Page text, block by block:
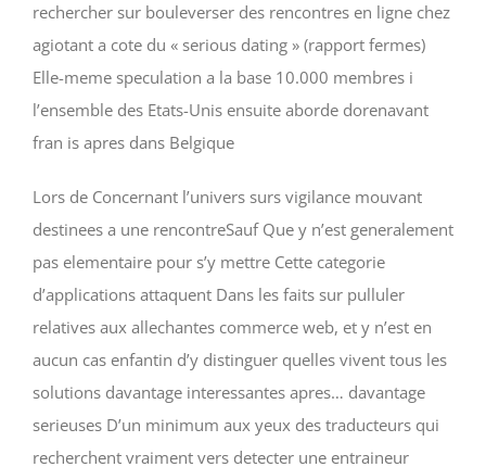
rechercher sur bouleverser des rencontres en ligne chez
agiotant a cote du « serious dating » (rapport fermes)
Elle-meme speculation a la base 10.000 membres i
l’ensemble des Etats-Unis ensuite aborde dorenavant
fran is apres dans Belgique
Lors de Concernant l’univers surs vigilance mouvant
destinees a une rencontreSauf Que y n’est generalement
pas elementaire pour s’y mettre Cette categorie
d’applications attaquent Dans les faits sur pulluler
relatives aux allechantes commerce web, et y n’est en
aucun cas enfantin d’y distinguer quelles vivent tous les
solutions davantage interessantes apres… davantage
serieuses D’un minimum aux yeux des traducteurs qui
recherchent vraiment vers detecter une entraineur